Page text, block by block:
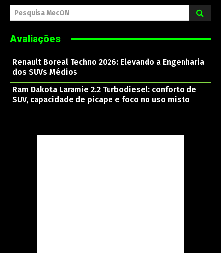
Pesquisa MecON
Avaliações
Renault Boreal Techno 2026: Elevando a Engenharia
dos SUVs Médios
Ram Dakota Laramie 2.2 Turbodiesel: conforto de
SUV, capacidade de picape e foco no uso misto